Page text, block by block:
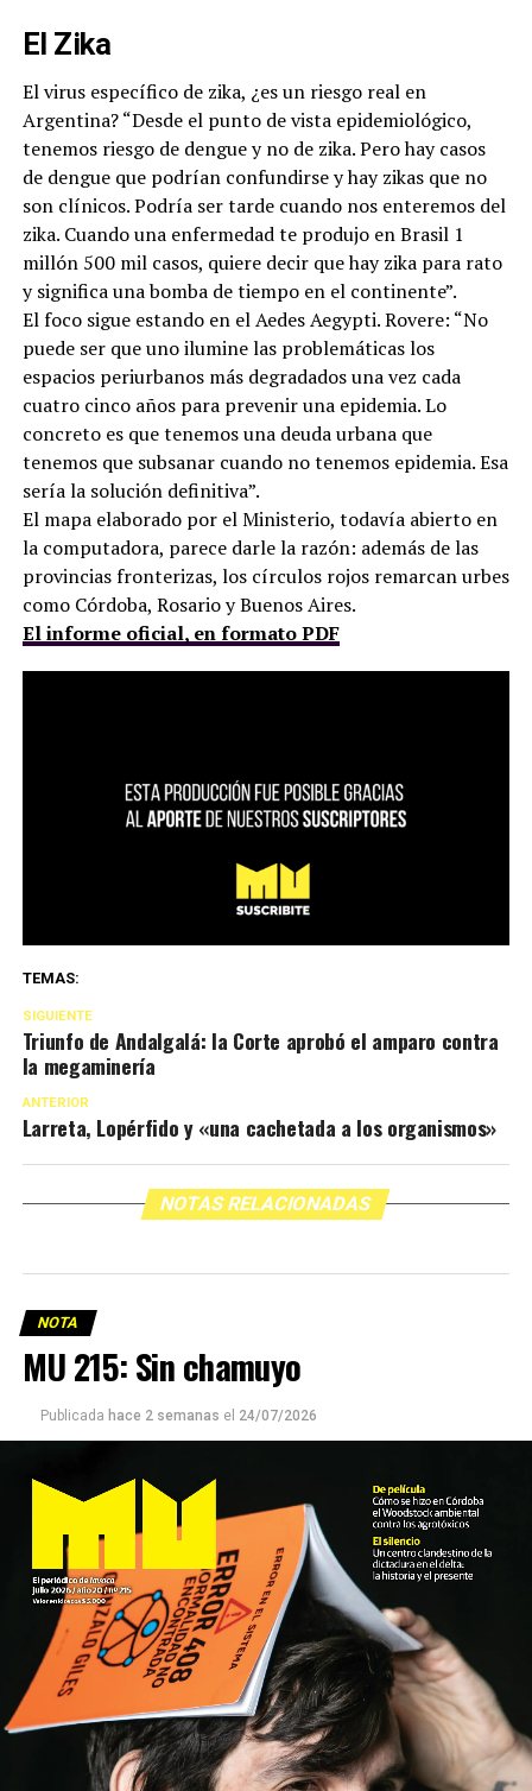
El Zika
El virus específico de zika, ¿es un riesgo real en
Argentina? “Desde el punto de vista epidemiológico,
tenemos riesgo de dengue y no de zika. Pero hay casos
de dengue que podrían confundirse y hay zikas que no
son clínicos. Podría ser tarde cuando nos enteremos del
zika. Cuando una enfermedad te produjo en Brasil 1
millón 500 mil casos, quiere decir que hay zika para rato
y significa una bomba de tiempo en el continente”.
El foco sigue estando en el Aedes Aegypti. Rovere: “No
puede ser que uno ilumine las problemáticas los
espacios periurbanos más degradados una vez cada
cuatro cinco años para prevenir una epidemia. Lo
concreto es que tenemos una deuda urbana que
tenemos que subsanar cuando no tenemos epidemia. Esa
sería la solución definitiva”.
El mapa elaborado por el Ministerio, todavía abierto en
la computadora, parece darle la razón: además de las
provincias fronterizas, los círculos rojos remarcan urbes
como Córdoba, Rosario y Buenos Aires.
El informe oficial, en formato PDF
TEMAS:
SIGUIENTE
Triunfo de Andalgalá: la Corte aprobó el amparo contra
la megaminería
ANTERIOR
Larreta, Lopérfido y «una cachetada a los organismos»
NOTAS RELACIONADAS
NOTA
MU 215: Sin chamuyo
Publicada hace 2 semanas el 24/07/2026